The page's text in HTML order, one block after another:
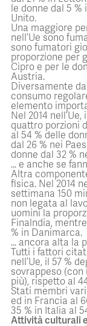
le donne dal 5 %
Unito.
Una maggiore
nell’Ue sono
sono fumatori
proporzione per
Cipro e per le
Austria.
Diversamente
consumo
elemento
Nel 2014
quattro porzioni
al 54 % delle
dal 26 % nei
donne dal 32 %
… e anche se
Altra
fisica. Nel 2014
settimana 150
non legata al
uomini la
Finalndia,
% in Danimarca.
… ancora alta la
Tutti i fattori
nell’Ue, il 57 %
sovrappeso
più), rispetto al
Stati membri
ed in Francia al
35 % in Italia al
Attività culturali